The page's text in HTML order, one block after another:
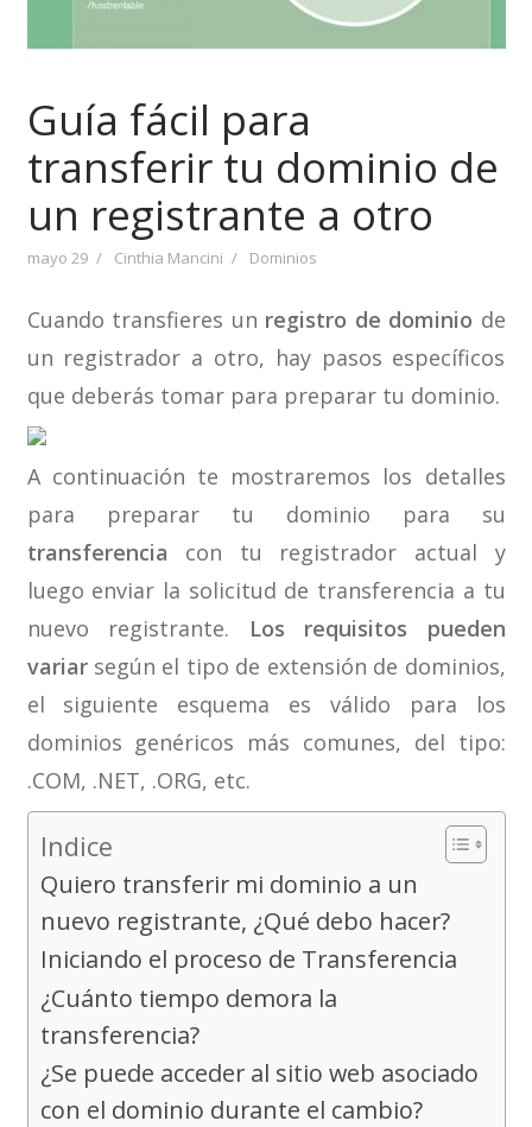
Guía fácil para
transferir tu dominio de
un registrante a otro
mayo 29 Cinthia Mancini Dominios
Cuando transfieres un registro de dominio de
un registrador a otro, hay pasos específicos
que deberás tomar para preparar tu dominio.
A continuación te mostraremos los detalles
para preparar tu dominio para su
transferencia con tu registrador actual y
luego enviar la solicitud de transferencia a tu
nuevo registrante.
Los requisitos pueden
variarsegún el tipo de extensión de dominios,
el siguiente esquema es válido para los
dominios genéricos más comunes, del tipo:
.COM, .NET, .ORG, etc.
Indice
Quiero transferir mi dominio a un
nuevo registrante, ¿Qué debo hacer?
Iniciando el proceso de Transferencia
¿Cuánto tiempo demora la
transferencia?
¿Se puede acceder al sitio web asociado
con el dominio durante el cambio?